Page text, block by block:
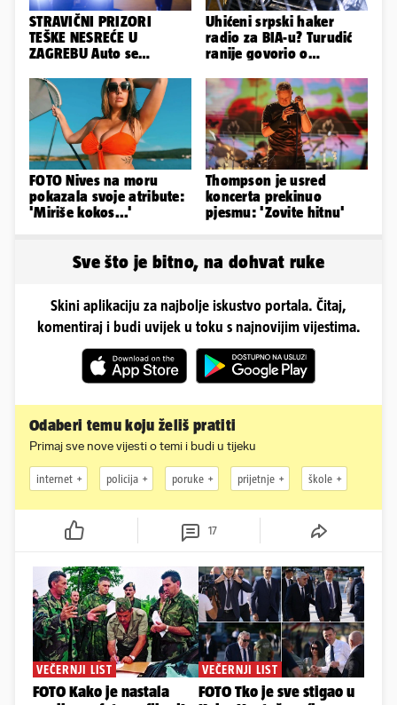
STRAVIČNI PRIZORI
TEŠKE NESREĆE U
ZAGREBU Auto se
poginuo
Uhićeni srpski haker
radio za BIA-u? Turudić
ranije govorio o
sigurnosti
FOTO Nives na moru
pokazala svoje atribute:
'Miriše kokos...'
Thompson je usred
koncerta prekinuo
pjesmu: 'Zovite hitnu'
Sve što je bitno, na dohvat ruke
Skini aplikaciju za najbolje iskustvo portala. Čitaj,
komentiraj i budi uvijek u toku s najnovijim vijestima.
Odaberi temu koju želiš pratiti
Primaj sve nove vijesti o temi i budi u tijeku
internet policija poruke prijetnje škole
17